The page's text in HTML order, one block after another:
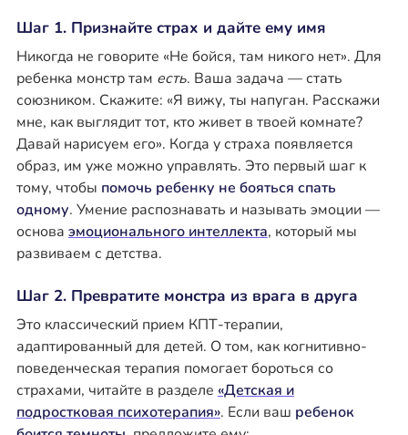
Шаг 1. Признайте страх и дайте ему имя
Никогда не говорите «Не бойся, там никого нет». Для
ребенка монстр там есть. Ваша задача — стать
союзником. Скажите: «Я вижу, ты напуган. Расскажи
мне, как выглядит тот, кто живет в твоей комнате?
Давай нарисуем его». Когда у страха появляется
образ, им уже можно управлять. Это первый шаг к
тому, чтобы помочь ребенку не бояться спать
одному. Умение распознавать и называть эмоции —
основа эмоционального интеллекта, который мы
развиваем с детства.
Шаг 2. Превратите монстра из врага в друга
Это классический прием КПТ-терапии,
адаптированный для детей. О том, как когнитивно-
поведенческая терапия помогает бороться со
страхами, читайте в разделе «Детская и
подростковая психотерапия». Если ваш ребенок